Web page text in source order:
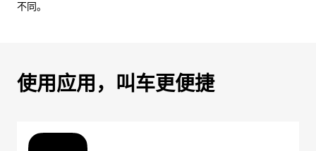
不同。
使用应用，叫车更便捷